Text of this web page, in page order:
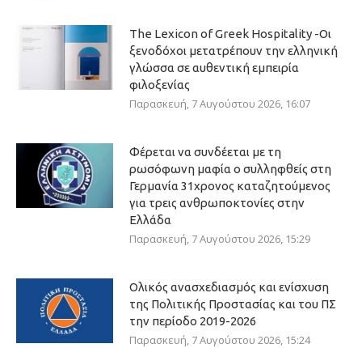
The Lexicon of Greek Hospitality -Οι
ξενοδόχοι μετατρέπουν την ελληνική
γλώσσα σε αυθεντική εμπειρία
φιλοξενίας
Παρασκευή, 7 Αυγούστου 2026, 16:07
Φέρεται να συνδέεται με τη
ρωσόφωνη μαφία ο συλληφθείς στη
Γερμανία 31χρονος καταζητούμενος
για τρεις ανθρωποκτονίες στην
Ελλάδα
Παρασκευή, 7 Αυγούστου 2026, 15:29
Ολικός ανασχεδιασμός και ενίσχυση
της Πολιτικής Προστασίας και του ΠΣ
την περίοδο 2019-2026
Παρασκευή, 7 Αυγούστου 2026, 15:24